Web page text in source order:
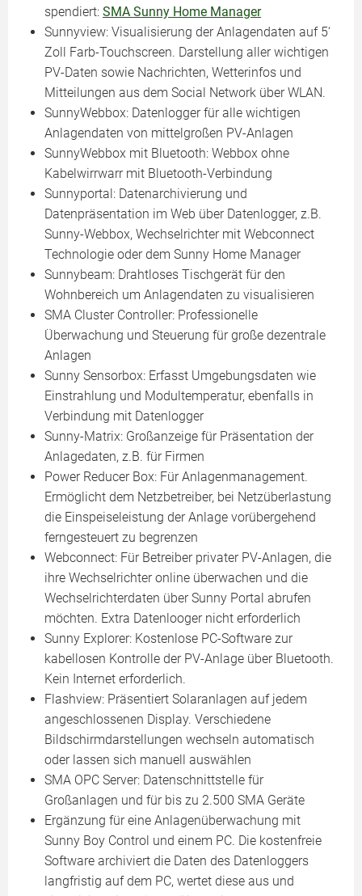
spendiert: SMA Sunny Home Manager
Sunnyview: Visualisierung der Anlagendaten auf 5‘
Zoll Farb-Touchscreen. Darstellung aller wichtigen
PV-Daten sowie Nachrichten, Wetterinfos und
Mitteilungen aus dem Social Network über WLAN.
SunnyWebbox: Datenlogger für alle wichtigen
Anlagendaten von mittelgroßen PV-Anlagen
SunnyWebbox mit Bluetooth: Webbox ohne
Kabelwirrwarr mit Bluetooth-Verbindung
Sunnyportal: Datenarchivierung und
Datenpräsentation im Web über Datenlogger, z.B.
Sunny-Webbox, Wechselrichter mit Webconnect
Technologie oder dem Sunny Home Manager
Sunnybeam: Drahtloses Tischgerät für den
Wohnbereich um Anlagendaten zu visualisieren
SMA Cluster Controller: Professionelle
Überwachung und Steuerung für große dezentrale
Anlagen
Sunny Sensorbox: Erfasst Umgebungsdaten wie
Einstrahlung und Modultemperatur, ebenfalls in
Verbindung mit Datenlogger
Sunny-Matrix: Großanzeige für Präsentation der
Anlagedaten, z.B. für Firmen
Power Reducer Box: Für Anlagenmanagement.
Ermöglicht dem Netzbetreiber, bei Netzüberlastung
die Einspeiseleistung der Anlage vorübergehend
ferngesteuert zu begrenzen
Webconnect: Für Betreiber privater PV-Anlagen, die
ihre Wechselrichter online überwachen und die
Wechselrichterdaten über Sunny Portal abrufen
möchten. Extra Datenlooger nicht erforderlich
Sunny Explorer: Kostenlose PC-Software zur
kabellosen Kontrolle der PV-Anlage über Bluetooth.
Kein Internet erforderlich.
Flashview: Präsentiert Solaranlagen auf jedem
angeschlossenen Display. Verschiedene
Bildschirmdarstellungen wechseln automatisch
oder lassen sich manuell auswählen
SMA OPC Server: Datenschnittstelle für
Großanlagen und für bis zu 2.500 SMA Geräte
Ergänzung für eine Anlagenüberwachung mit
Sunny Boy Control und einem PC. Die kostenfreie
Software archiviert die Daten des Datenloggers
langfristig auf dem PC, wertet diese aus und